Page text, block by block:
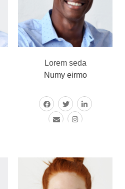
Lorem seda
Numy eirmo
Vivamus placerat,
tellus vel interdum
posuere, lacus enim